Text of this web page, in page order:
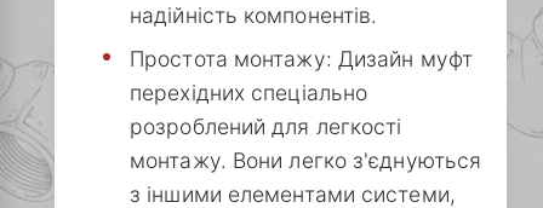
надійність компонентів.
Простота монтажу: Дизайн муфт
перехідних спеціально
розроблений для легкості
монтажу. Вони легко з'єднуються
з іншими елементами системи,